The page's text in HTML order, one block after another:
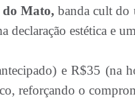
Mato, banda cult do
declaração estética e
e R$35 (na
reforçando o